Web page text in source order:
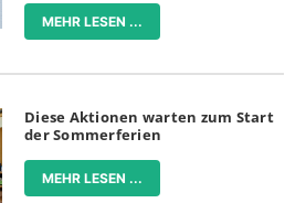
MEHR LESEN ...
Diese Aktionen warten zum Start
der Sommerferien
MEHR LESEN ...